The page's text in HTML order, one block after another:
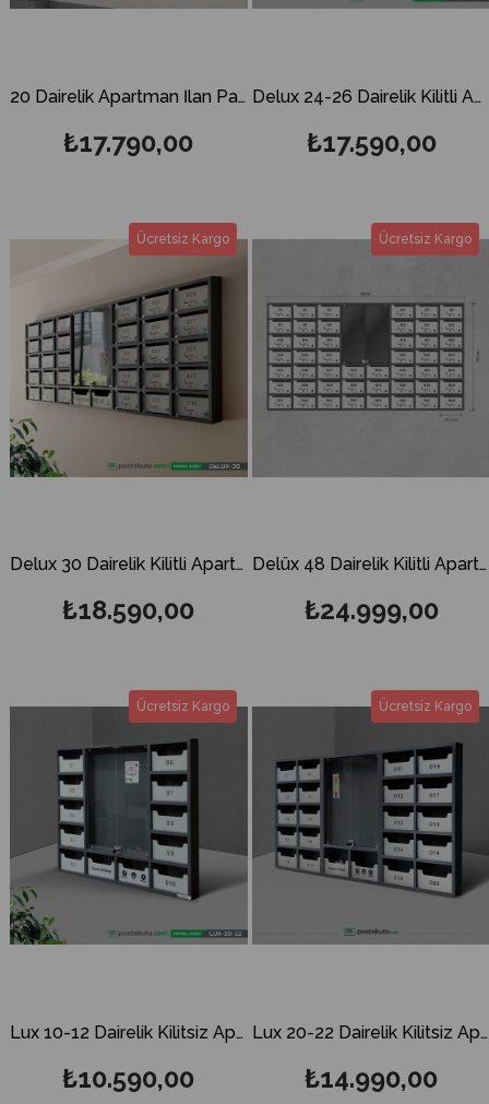
20 Dairelik Apartman İlan Panolu Posta Kutusu
₺17.790,00
Delux 24-26 Dairelik Kilitli Apartman İlan Panosu ve Posta Kutusu ( Yatay Kapak)
₺17.590,00
Delux 30 Dairelik Kilitli Apartman İlan Panosu ve Posta Kutusu (Dikey Kapak)
₺18.590,00
Ücretsiz Kargo
Delüx 48 Dairelik Kilitli Apartman İlan Panosu ve Posta Kutusu
₺24.999,00
Ücretsiz Kargo
Lux 10-12 Dairelik Kilitsiz Apartman İlan Panosu ve Posta Kutusu
₺10.590,00
Ücretsiz Kargo
Lux 20-22 Dairelik Kilitsiz Apartman İlan Panosu ve Posta Kutusu
₺14.990,00
Ücretsiz Kargo